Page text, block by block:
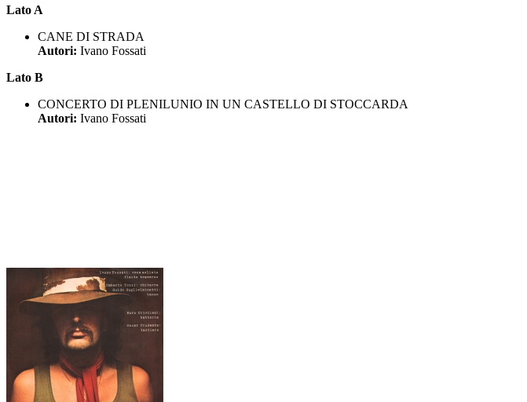
Lato A
CANE DI STRADA
Autori: Ivano Fossati
Lato B
CONCERTO DI PLENILUNIO IN UN CASTELLO DI STOCCARDA
Autori: Ivano Fossati